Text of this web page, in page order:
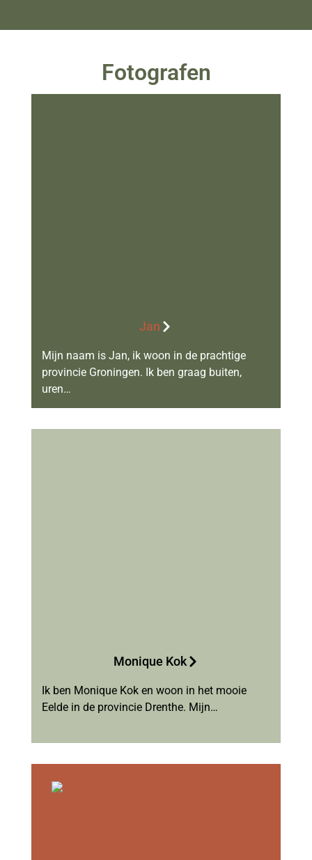
Fotografen
Jan
Mijn naam is Jan, ik woon in de prachtige
provincie Groningen. Ik ben graag buiten,
uren…
Monique Kok
Ik ben Monique Kok en woon in het mooie
Eelde in de provincie Drenthe. Mijn…